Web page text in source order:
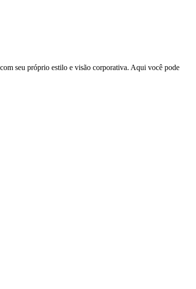
seu próprio estilo e visão corporativa. Aqui você pode